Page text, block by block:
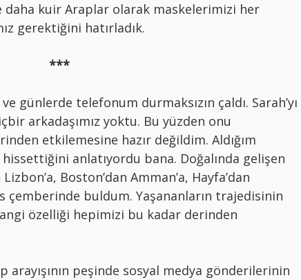
daha kuir Araplar olarak maskelerimizi her
gerektiğini hatırladık.
***
günlerde telefonum durmaksızın çaldı. Sarah’yı
arkadaşımız yoktu. Bu yüzden onu
etkilemesine hazır değildim. Aldığım
anlatıyordu bana. Doğalında gelişen
Boston’dan Amman’a, Hayfa’dan
çemberinde buldum. Yaşananların trajedisinin
özelliği hepimizi bu kadar derinden
peşinde sosyal medya gönderilerinin